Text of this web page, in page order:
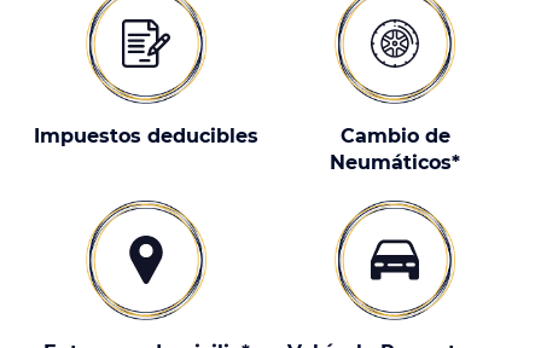
Impuestos deducibles
Cambio de
Neumáticos*